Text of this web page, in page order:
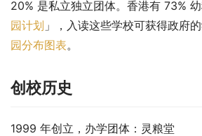
20% 是私立独立团体。香港有 73%
园计划 」，入读这些学校可获得政府的
园分布图表。
创校历史
1999 年创立，办学团体：灵粮堂